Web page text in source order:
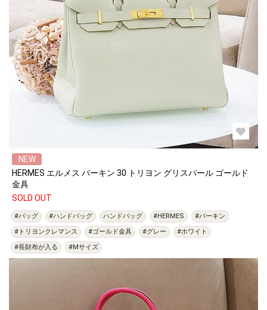
NEW
HERMES エルメス バーキン 30 トリヨン グリスパール ゴールド
金具
SOLD OUT
#バッグ #ハンドバッグ ハンドバッグ #HERMES
#バーキン
#トリヨンクレマンス
#ゴールド金具 #グレー
#ホワイト
#長財布が入る
#Mサイズ